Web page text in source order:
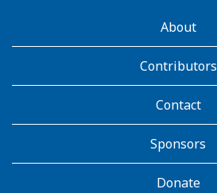
AboutKidsHealthAbout
Contributors
Contact
Sponsors
Donate